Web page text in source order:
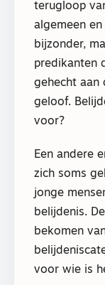
terugloop
algemeen
bijzonder,
predikanten
gehecht aan
geloof.
voor?
Een andere
zich soms
jonge
belijdenis.
bekomen
voor wie is